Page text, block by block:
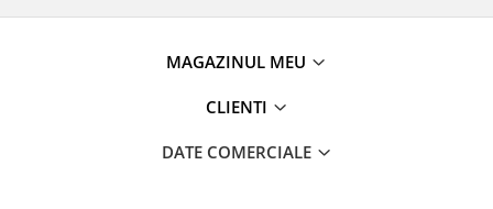
MAGAZINUL MEU
CLIENTI
DATE COMERCIALE